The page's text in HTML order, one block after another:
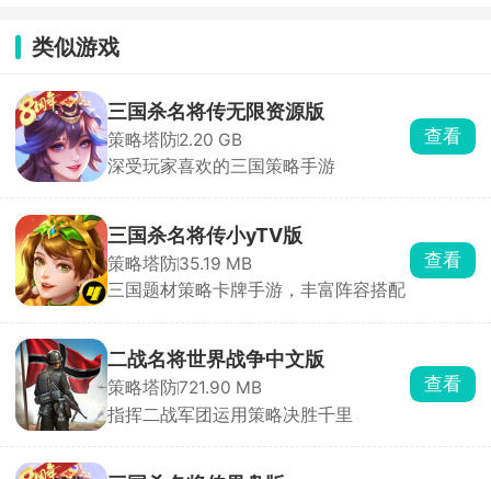
类似游戏
三国杀名将传无限资源版
策略塔防2.20 GB
深受玩家喜欢的三国策略手游
查看
三国杀名将传小yTV版
策略塔防35.19 MB
三国题材策略卡牌手游，丰富阵容搭配
查看
二战名将世界战争中文版
策略塔防721.90 MB
指挥二战军团运用策略决胜千里
查看